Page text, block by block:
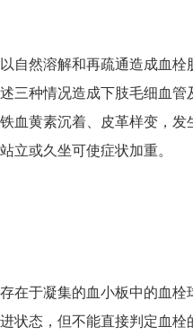
自然溶解和再疏通造成血
三种情况造成下肢毛细血
血黄素沉着、皮革样变，
立或久坐可使症状加重。
在于凝集的血小板中的血
状态，但不能直接判定血栓